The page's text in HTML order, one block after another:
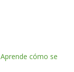
Aprende cómo se